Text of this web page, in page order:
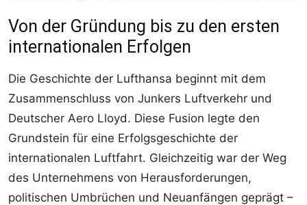
Von der Gründung bis zu den ersten
internationalen Erfolgen
Die Geschichte der Lufthansa beginnt mit dem
Zusammenschluss von Junkers Luftverkehr und
Deutscher Aero Lloyd. Diese Fusion legte den
Grundstein für eine Erfolgsgeschichte der
internationalen Luftfahrt. Gleichzeitig war der Weg
des Unternehmens von Herausforderungen,
politischen Umbrüchen und Neuanfängen geprägt –